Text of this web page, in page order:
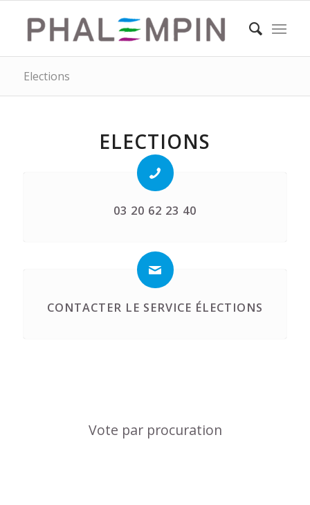
Elections
ELECTIONS
03 20 62 23 40
CONTACTER LE SERVICE ÉLECTIONS
Vote par procuration